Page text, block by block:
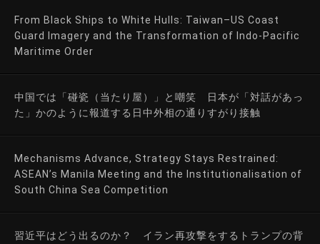
From Black Ships to White Hulls: Taiwan–US Coast
Guard Imagery and the Transformation of Indo-Pacific
Maritime Order
中国では「碰瓷（当たり屋）」と嘲笑 日本が「対話があっ
た」かのように報道する日中外相の通りすがり接触
Mechanisms Advance, Strategy Stays Restrained:
ASEAN’s Manila Meeting and the Institutionalisation of
South China Sea Competition
習近平はどう出るのか？ イラン再攻撃をするトランプの背